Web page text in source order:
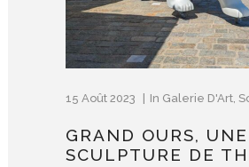
15 Août 2023 In Galerie D'Art
GRAND OURS, UNE
SCULPTURE DE